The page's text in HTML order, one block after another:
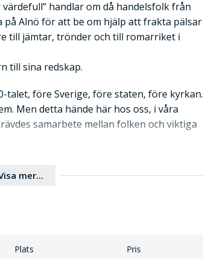
handlar om då handelsfolk från
på Alnö för att be om hjälp att frakta pälsar
till jämtar, trönder och till romarriket i
till sina redskap.
talet, före Sverige, före staten, före kyrkan.
Men detta hände här hos oss, i våra
samarbete mellan folken och viktiga
av Ingela Andersson och framfördes
Sedan dess har det funnits
som bygger på den spännande
mer...
Plats Pris